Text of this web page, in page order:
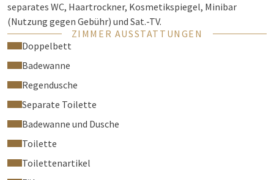
separates WC, Haartrockner, Kosmetikspiegel, Minibar
(Nutzung gegen Gebühr) und Sat.-TV.
ZIMMER AUSSTATTUNGEN
Doppelbett
Badewanne
Regendusche
Separate Toilette
Badewanne und Dusche
Toilette
Toilettenartikel